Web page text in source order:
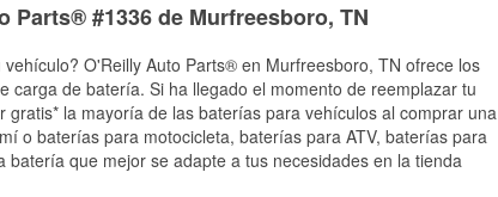
Parts® #1336 de Murfreesboro, TN
O'Reilly Auto Parts® en Murfreesboro, TN ofrece los
de batería. Si ha llegado el momento de reemplazar tu
la mayoría de las baterías para vehículos al comprar una
o baterías para motocicleta, baterías para ATV, baterías para
que mejor se adapte a tus necesidades en la tienda